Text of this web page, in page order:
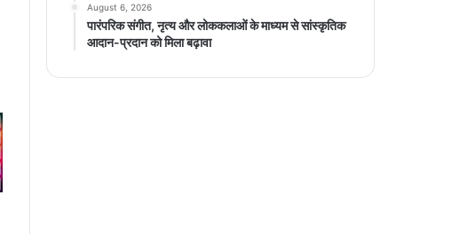
August 6, 2026
पारंपरिक संगीत, नृत्य और लोककलाओं के माध्यम से सांस्कृतिक
आदान-प्रदान को मिला बढ़ावा